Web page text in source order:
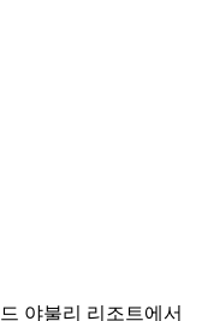
야불리 리조트에서